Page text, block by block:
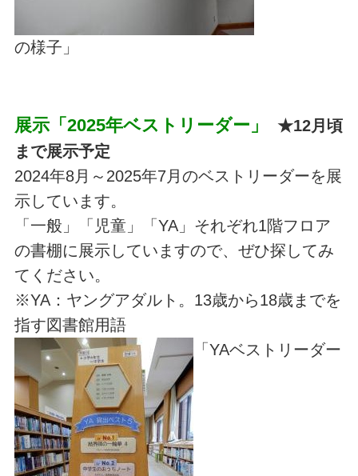
の様子」
展示「2025年ベストリーダー」 ★12月頃
まで展示予定
2024年8月～2025年7月のベストリーダーを展
示しています。
「一般」「児童」「YA」それぞれ1階フロア
の書棚に展示していますので、ぜひ探してみ
てください。
※YA：ヤングアダルト。13歳から18歳までを
指す図書館用語
「YAベストリーダー